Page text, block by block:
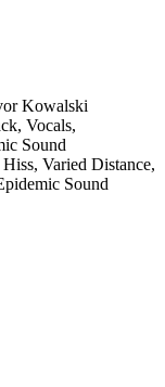
Kowalski
Vocals,
Sound
Varied Distance,
Sound